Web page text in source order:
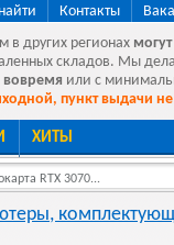
Контакты
в других регионах
складов. Мы
вовремя или с
пункт выдачи не
ХИТЫ
RTX 3070...